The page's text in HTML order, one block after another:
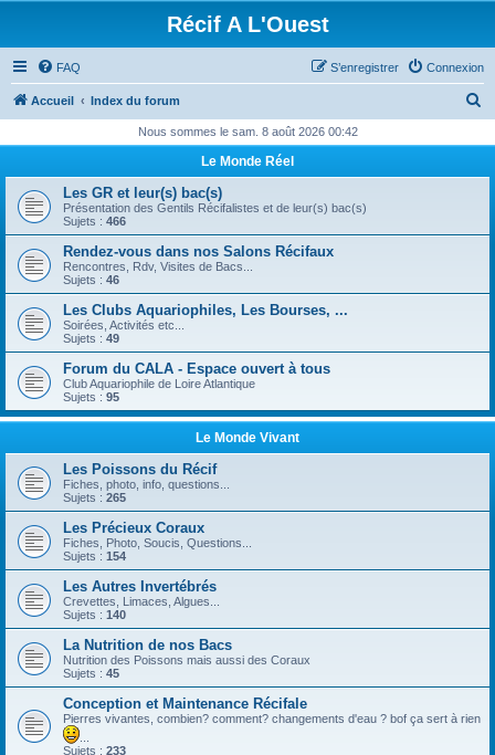
Récif A L'Ouest
FAQ Connexion
S’enregistrer
Accueil Index du forum
h
r
Nous sommes le sam. 8 août 2026 00:42
Le Monde Réel
Les GR et leur(s) bac(s)
Présentation des Gentils Récifalistes et de leur(s) bac(s)
Sujets : 466
Rendez-vous dans nos Salons Récifaux
Rencontres, Rdv, Visites de Bacs...
Sujets : 46
Les Clubs Aquariophiles, Les Bourses, ...
Soirées, Activités etc...
Sujets : 49
Forum du CALA - Espace ouvert à tous
Club Aquariophile de Loire Atlantique
Sujets : 95
Le Monde Vivant
Les Poissons du Récif
Fiches, photo, info, questions...
Sujets : 265
Les Précieux Coraux
Fiches, Photo, Soucis, Questions...
Sujets : 154
Les Autres Invertébrés
Crevettes, Limaces, Algues...
Sujets : 140
La Nutrition de nos Bacs
Nutrition des Poissons mais aussi des Coraux
Sujets : 45
Conception et Maintenance Récifale
Pierres vivantes, combien? comment? changements d'eau ? bof ça sert à rien
Sujets : 233